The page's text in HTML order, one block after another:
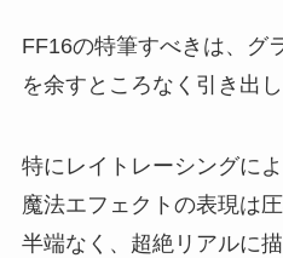
FF16の特筆すべきは、グ
を余すところなく引き出
特にレイトレーシングに
魔法エフェクトの表現は
半端なく、超絶リアルに